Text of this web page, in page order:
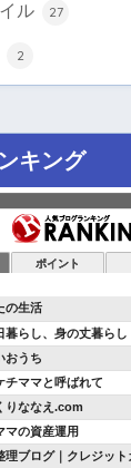
ル 27
2
キング
ポイント
の生活
暮らし、身の丈暮らし
おうち
チママと呼ばれて
りななえ.com
マの資産運用
ブログ｜クレジットカード・ロ